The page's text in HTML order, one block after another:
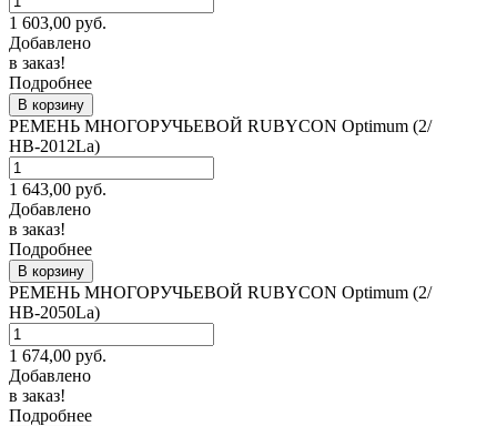
1 603,00 руб.
Добавлено
в заказ!
Подробнее
В корзину
РЕМЕНЬ МНОГОРУЧЬЕВОЙ RUBYCON Optimum (2/
НВ-2012La)
1 643,00 руб.
Добавлено
в заказ!
Подробнее
В корзину
РЕМЕНЬ МНОГОРУЧЬЕВОЙ RUBYCON Optimum (2/
НВ-2050La)
1 674,00 руб.
Добавлено
в заказ!
Подробнее